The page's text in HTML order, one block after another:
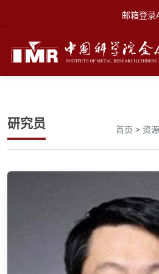
邮箱登录
研究员 首页 > 资